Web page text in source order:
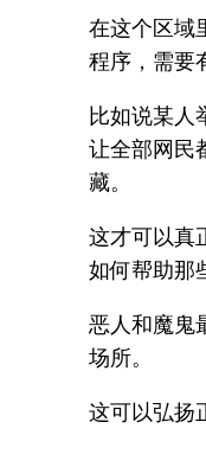
在这个区域
程序，需要
比如说某人
让全部网民
藏。
这才可以真
如何帮助那
恶人和魔鬼
场所。
这可以弘扬